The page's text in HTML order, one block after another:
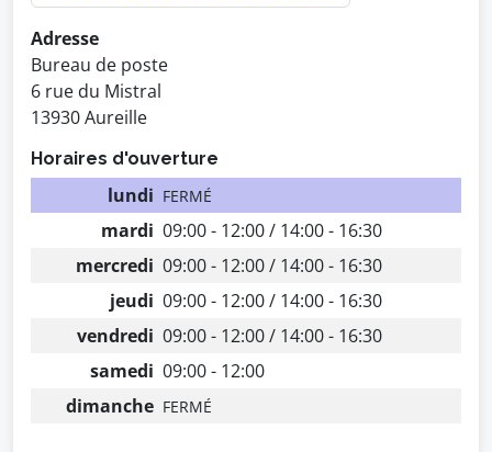
Adresse
Bureau de poste
6 rue du Mistral
13930 Aureille
Horaires d'ouverture
lundi FERMÉ
mardi 09:00 - 12:00 / 14:00 - 16:30
mercredi 09:00 - 12:00 / 14:00 - 16:30
jeudi 09:00 - 12:00 / 14:00 - 16:30
vendredi 09:00 - 12:00 / 14:00 - 16:30
samedi 09:00 - 12:00
dimanche FERMÉ